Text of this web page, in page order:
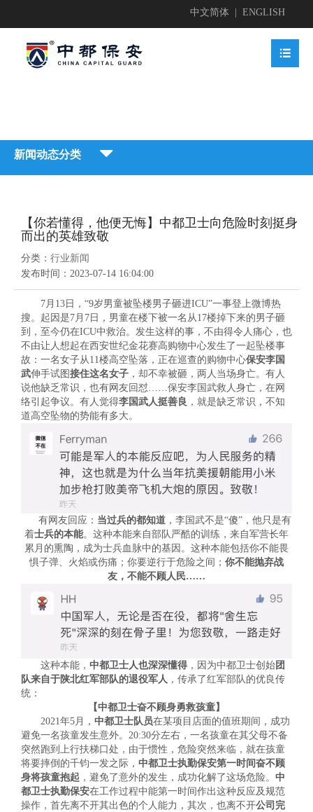
中文简体 ENGLISH

简介

资质
安保

护卫

安防


安保
检查

护卫


新闻
新闻



建议
新闻动态分类 
【你若懂得，他便无悔】中都卫士向危险时刻挺身
而出的英雄致敬
分类： 行业新闻
发布时间： 2023-07-14 16:04:00
7月13日，“9岁男童被坠楼男子砸进ICU”一事登上微博热
搜。起因是7月7日，男童在楼下被一名从17楼掉下来的男子砸
到，至今仍在ICU中救治。发生这样的事，不由得令人痛心，也
不由让人想起在西安世纪金花赛高购物中心发生了一起坠楼事
故：一名女子从11楼高空坠落，正在巡查的购物中心保安李国
武伸手试图 接住这名女子 ，却不幸被砸，两人当场身亡。有人
说他缺乏常识，也有网友回怼……保安李国武救人身亡，在网
络引起争议。有人觉得李国武人挺善良 ，就是缺乏常识，不知
道高空坠物的势能有多大。
有网友回应： 当过兵的都知道 ，李国武不是“傻”，他只是有
着士兵的本能。这种本能来自部队严酷的训练，来自军营长年
累月的熏陶，成为士兵血脉中的基因。这种本能包括你不能畏
惧子弹、火焰或伤痛；你要逆行于危险之间； 你不能抛弃战
友，不能不顾人民……
这种本能， 中都卫士人也深深懂得 ，因为中都卫士创始团
队来自于陕北红军部队的退役军人 ，传承了红军部队的优良传
统：
【中都卫士奋不顾身勇救孩童】
2021年5月， 中都卫士队员在某项目店面的值班期间，成功
避免一名孩童发生意外。20:30分左右，一名孩童在其父母不备
突然跑到上行扶梯口处，由于惯性，危险突然来临，就在孩童
将要摔倒的千钧一发之际， 中都卫士执勤保安第一时间奋不顾
身将孩童抱起 ，避免了意外的发生，成功化解了这场危险。 中
都卫士执勤保安在工作过程中能第一时间作出这种反应及规范
操作，首先离不开其出色的个人能力，其次，也离不开公司完